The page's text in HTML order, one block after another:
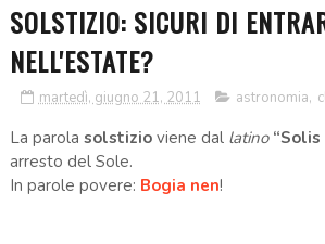
SOLSTIZIO: SICURI DI
NELL'ESTATE?
martedì, giugno 21, 2011 astronomia,
La parola solstizioviene dal latino
arresto del Sole.
In parole povere: Bogia nen!